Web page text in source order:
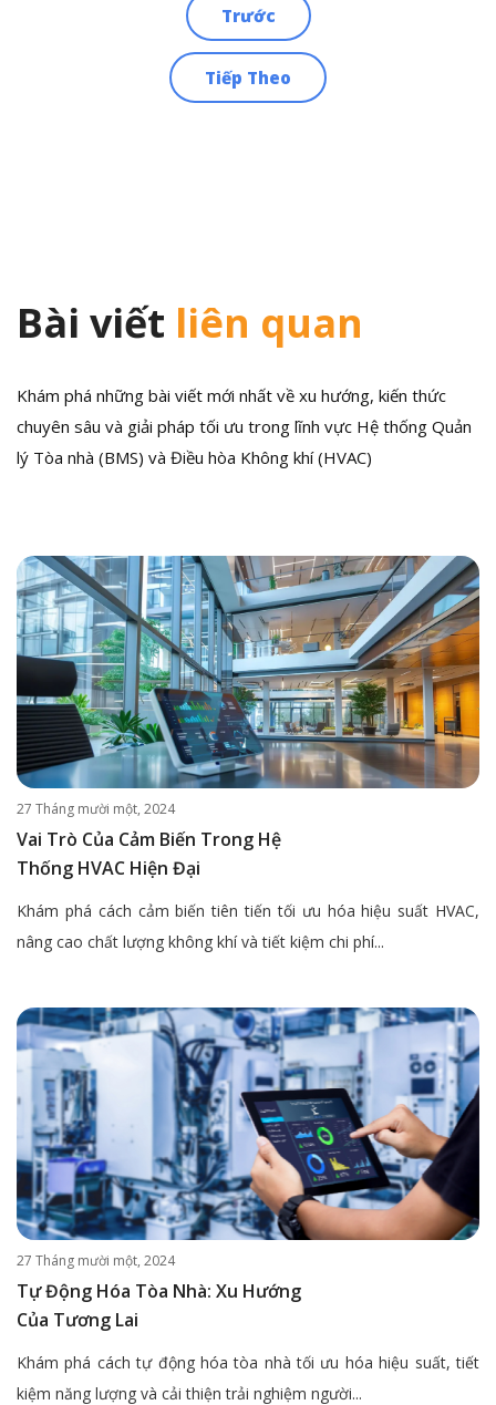
Trước
Tiếp Theo
Bài viết liên quan
Khám phá những bài viết mới nhất về xu hướng, kiến thức
chuyên sâu và giải pháp tối ưu trong lĩnh vực Hệ thống Quản
lý Tòa nhà (BMS) và Điều hòa Không khí (HVAC)
27 Tháng mười một, 2024
Vai Trò Của Cảm Biến Trong Hệ
Thống HVAC Hiện Đại
Khám phá cách cảm biến tiên tiến tối ưu hóa hiệu suất HVAC,
nâng cao chất lượng không khí và tiết kiệm chi phí...
27 Tháng mười một, 2024
Tự Động Hóa Tòa Nhà: Xu Hướng
Của Tương Lai
Khám phá cách tự động hóa tòa nhà tối ưu hóa hiệu suất, tiết
kiệm năng lượng và cải thiện trải nghiệm người...